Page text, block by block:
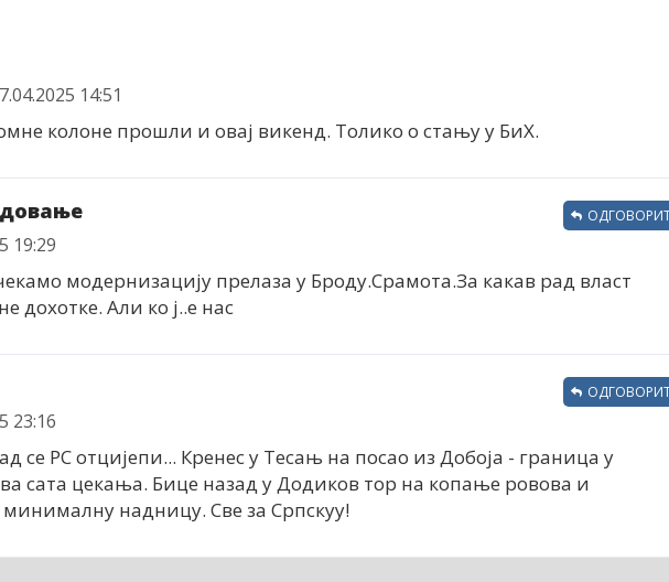
14:51
колоне прошли и овај викенд. Толико о стању у БиХ.
19:29
модернизацију прелаза у Броду.Срамота.За какав рад власт
дохотке. Али ко ј..е нас
23:16
се РС отцијепи... Кренес у Тесањ на посао из Добоја - граница у
сата цекања. Бице назад у Додиков тор на копање ровова и
минималну надницу. Све за Српскуу!